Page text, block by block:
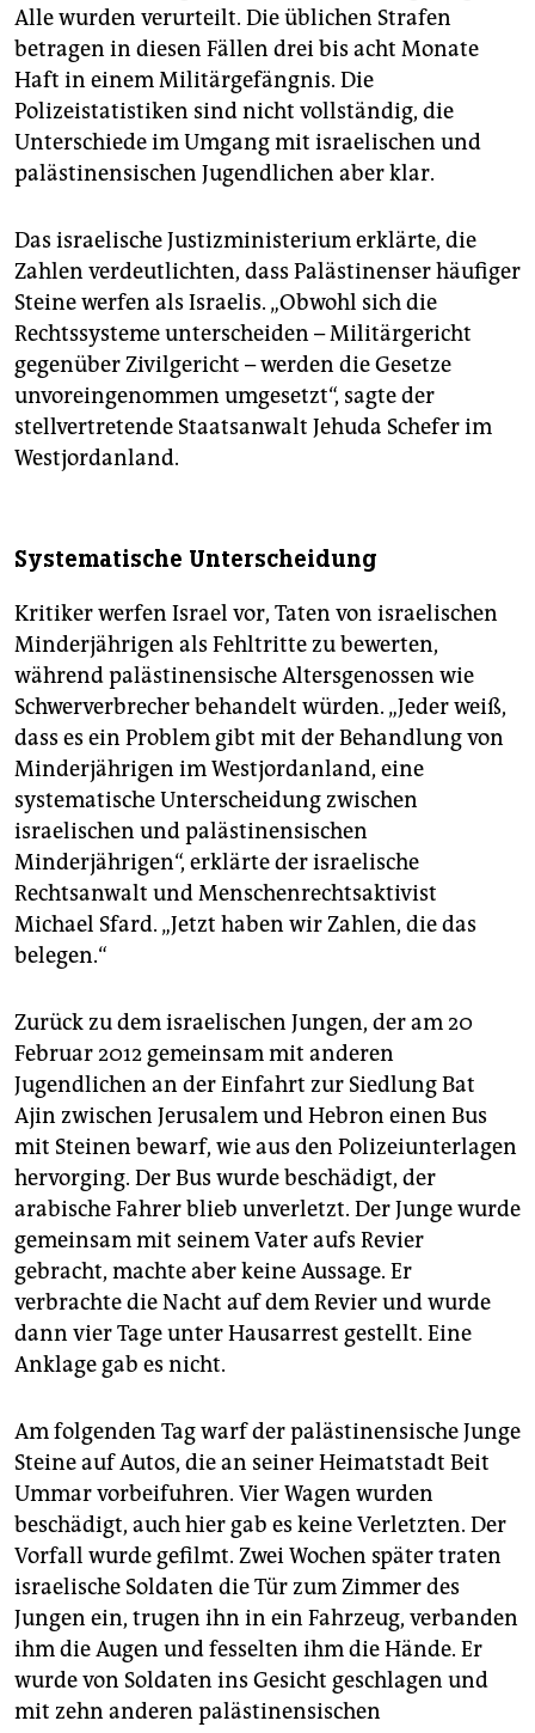
Alle wurden verurteilt. Die üblichen Strafen
betragen in diesen Fällen drei bis acht Monate
Haft in einem Militärgefängnis. Die
Polizeistatistiken sind nicht vollständig, die
Unterschiede im Umgang mit israelischen und
palästinensischen Jugendlichen aber klar.
Das israelische Justizministerium erklärte, die
Zahlen verdeutlichten, dass Palästinenser häufiger
Steine werfen als Israelis. „Obwohl sich die
Rechtssysteme unterscheiden – Militärgericht
gegenüber Zivilgericht – werden die Gesetze
unvoreingenommen umgesetzt“, sagte der
stellvertretende Staatsanwalt Jehuda Schefer im
Westjordanland.
Systematische Unterscheidung
Kritiker werfen Israel vor, Taten von israelischen
Minderjährigen als Fehltritte zu bewerten,
während palästinensische Altersgenossen wie
Schwerverbrecher behandelt würden. „Jeder weiß,
dass es ein Problem gibt mit der Behandlung von
Minderjährigen im Westjordanland, eine
systematische Unterscheidung zwischen
israelischen und palästinensischen
Minderjährigen“, erklärte der israelische
Rechtsanwalt und Menschenrechtsaktivist
Michael Sfard. „Jetzt haben wir Zahlen, die das
belegen.“
Zurück zu dem israelischen Jungen, der am 20
Februar 2012 gemeinsam mit anderen
Jugendlichen an der Einfahrt zur Siedlung Bat
Ajin zwischen Jerusalem und Hebron einen Bus
mit Steinen bewarf, wie aus den Polizeiunterlagen
hervorging. Der Bus wurde beschädigt, der
arabische Fahrer blieb unverletzt. Der Junge wurde
gemeinsam mit seinem Vater aufs Revier
gebracht, machte aber keine Aussage. Er
verbrachte die Nacht auf dem Revier und wurde
dann vier Tage unter Hausarrest gestellt. Eine
Anklage gab es nicht.
Am folgenden Tag warf der palästinensische Junge
Steine auf Autos, die an seiner Heimatstadt Beit
Ummar vorbeifuhren. Vier Wagen wurden
beschädigt, auch hier gab es keine Verletzten. Der
Vorfall wurde gefilmt. Zwei Wochen später traten
israelische Soldaten die Tür zum Zimmer des
Jungen ein, trugen ihn in ein Fahrzeug, verbanden
ihm die Augen und fesselten ihm die Hände. Er
wurde von Soldaten ins Gesicht geschlagen und
mit zehn anderen palästinensischen